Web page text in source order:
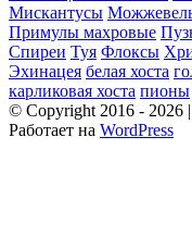
Мискантусы
Примулы махровые
Спиреи Туя Флоксы
Эхинацея белая хоста
карликовая хоста пионы
© Copyright 2016 - 2026
Работает на WordPress